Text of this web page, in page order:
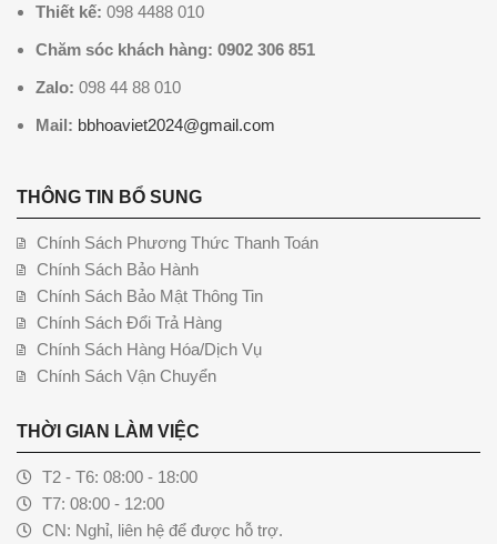
Thiết kế: 098 4488 010
Chăm sóc khách hàng: 0902 306 851
Zalo: 098 44 88 010
Mail: bbhoaviet2024@gmail.com
THÔNG TIN BỔ SUNG
Chính Sách Phương Thức Thanh Toán
Chính Sách Bảo Hành
Chính Sách Bảo Mật Thông Tin
Chính Sách Đổi Trả Hàng
Chính Sách Hàng Hóa/Dịch Vụ
Chính Sách Vận Chuyển
THỜI GIAN LÀM VIỆC
T2 - T6: 08:00 - 18:00
T7: 08:00 - 12:00
CN: Nghỉ, liên hệ để được hỗ trợ.